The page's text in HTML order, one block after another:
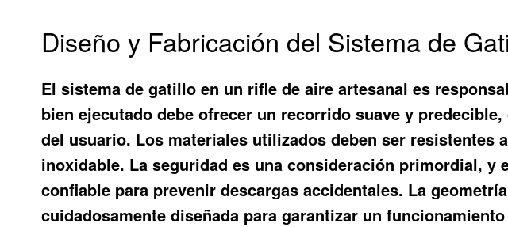
Diseño y Fabricación del Sistema de
El sistema de gatillo en un rifle de aire artesanal es
bien ejecutado debe ofrecer un recorrido suave y
del usuario. Los materiales utilizados deben ser resistentes
inoxidable. La seguridad es una consideración primordial,
confiable para prevenir descargas accidentales. La
cuidadosamente diseñada para garantizar un